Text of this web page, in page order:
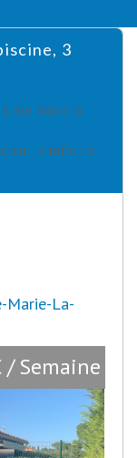
Ste Marie la
3 PIÈCES
Marie-La-
/ Semaine